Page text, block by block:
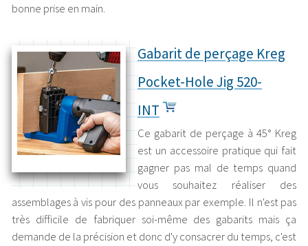
bonne prise en main.
Gabarit de perçage Kreg
Pocket-Hole Jig 520-
INT
Ce gabarit de perçage à 45° Kreg
est un accessoire pratique qui fait
gagner pas mal de temps quand
vous souhaitez réaliser des
assemblages à vis pour des panneaux par exemple. Il n'est pas
très difficile de fabriquer soi-même des gabarits mais ça
demande de la précision et donc d'y consacrer du temps, c'est